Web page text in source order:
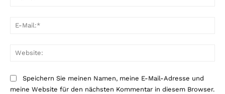
Speichern Sie meinen Namen, meine E-Mail-Adresse und
meine Website für den nächsten Kommentar in diesem Browser.